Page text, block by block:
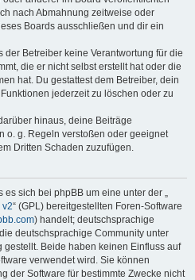
nach Abmahnung zeitweise oder
Boards ausschließen und dir ein
der Betreiber keine Verantwortung für die
die er nicht selbst erstellt hat oder die
hat. Du gestattest dem Betreiber, dein
jederzeit zu löschen oder zu
hinaus, deine Beiträge
o. g. Regeln verstoßen oder geeignet
Dritten Schaden zuzufügen.
es sich bei phpBB um eine unter der „
v2“ (GPL) bereitgestellten Foren-Software
) handelt; deutschsprachige
deutschsprachige Community unter
gestellt. Beide haben keinen Einfluss auf
verwendet wird. Sie können
der Software für bestimmte Zwecke nicht